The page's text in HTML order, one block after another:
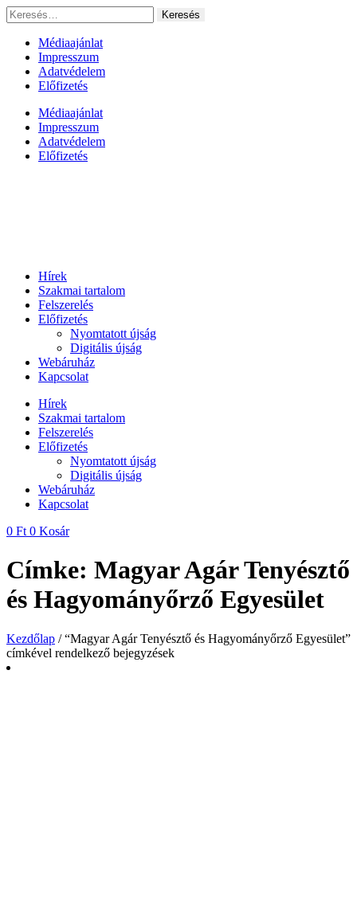
Ugrás
a
tartalomhoz
Keresés:
Médiaajánlat
Impresszum
Adatvédelem
Előfizetés
Médiaajánlat
Impresszum
Adatvédelem
Előfizetés
Hírek
Szakmai tartalom
Felszerelés
Előfizetés
Nyomtatott újság
Digitális újság
Webáruház
Kapcsolat
Hírek
Szakmai tartalom
Felszerelés
Előfizetés
Nyomtatott újság
Digitális újság
Webáruház
Kapcsolat
0 Ft 0 Kosár
Címke: Magyar Agár Tenyésztő
és Hagyományőrző Egyesület
Kezdőlap / “Magyar Agár Tenyésztő és Hagyományőrző Egyesület”
címkével rendelkező bejegyzések